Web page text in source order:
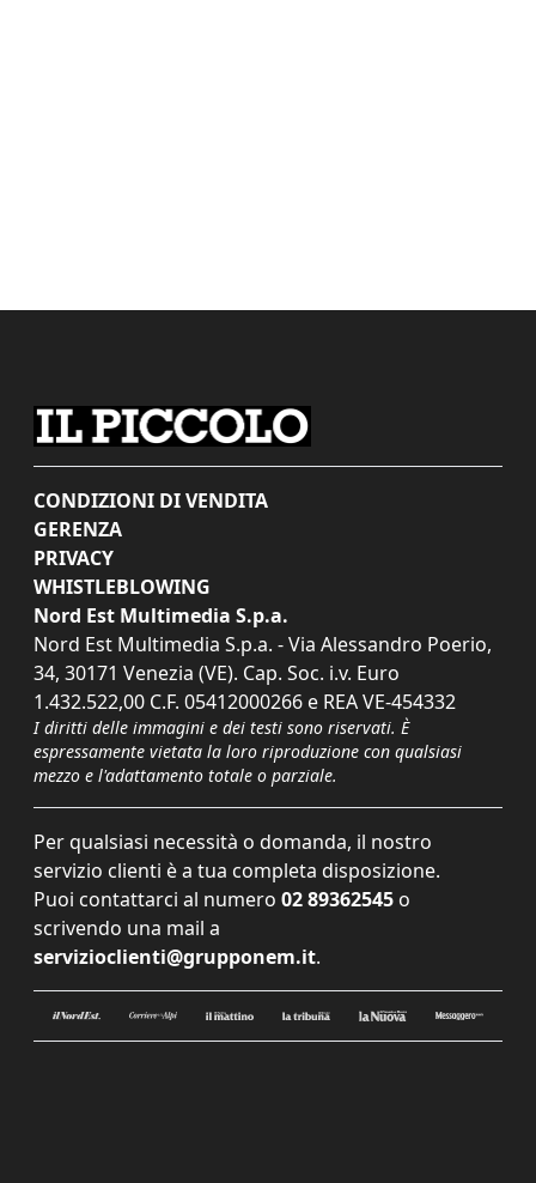
CONDIZIONI DI VENDITA
GERENZA
PRIVACY
WHISTLEBLOWING
Nord Est Multimedia S.p.a.
Nord Est Multimedia S.p.a. - Via Alessandro Poerio,
34, 30171 Venezia (VE). Cap. Soc. i.v. Euro
1.432.522,00 C.F. 05412000266 e REA VE-454332
I diritti delle immagini e dei testi sono riservati. È
espressamente vietata la loro riproduzione con qualsiasi
mezzo e l'adattamento totale o parziale.
Per qualsiasi necessità o domanda, il nostro
servizio clienti è a tua completa disposizione.
Puoi contattarci al numero 02 89362545 o
scrivendo una mail a
servizioclienti@grupponem.it.